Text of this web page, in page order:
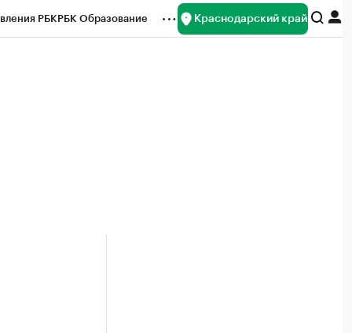
РБКРБК Образование Краснодарский край